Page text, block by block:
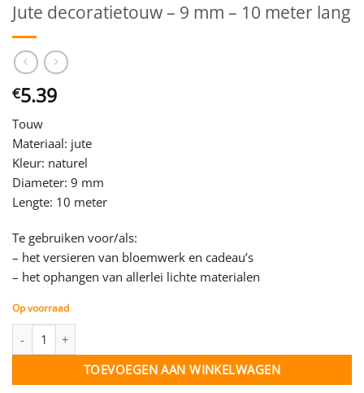
Jute decoratietouw – 9 mm – 10 meter lang
€5.39
Touw
Materiaal: jute
Kleur: naturel
Diameter: 9 mm
Lengte: 10 meter
Te gebruiken voor/als:
– het versieren van bloemwerk en cadeau’s
– het ophangen van allerlei lichte materialen
Op voorraad
TOEVOEGEN AAN WINKELWAGEN